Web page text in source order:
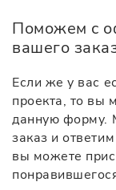
Поможем с
вашего
Если же у вас
проекта, то вы
данную форму.
заказ и
вы можете